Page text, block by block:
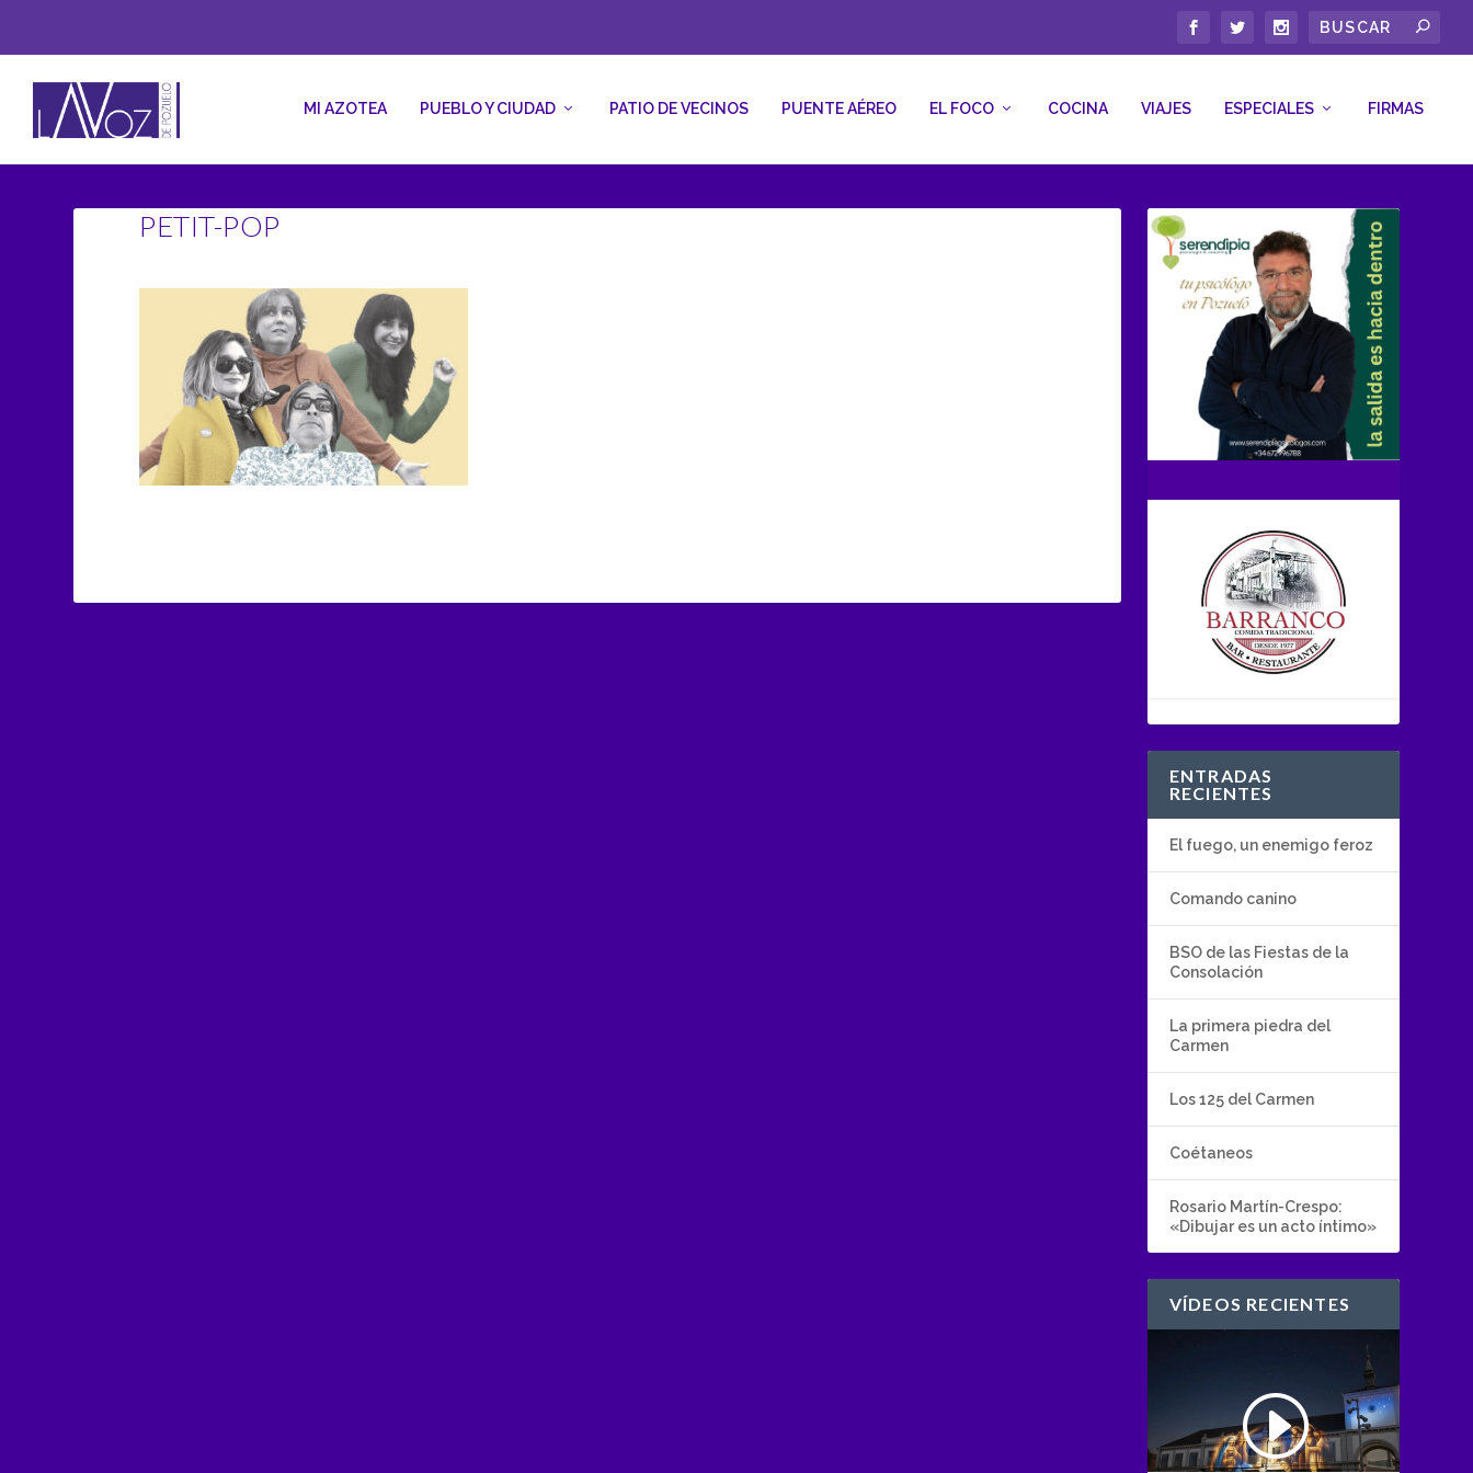
MI AZOTEA PUEBLO Y CIUDAD PATIO DE VECINOS PUENTE AÉREO EL FOCO COCINA VIAJES ESPECIALES FIRMAS
PETIT-POP
ENTRADAS
RECIENTES
El fuego, un enemigo feroz
Comando canino
BSO de las Fiestas de la
Consolación
La primera piedra del
Carmen
Los 125 del Carmen
Coétaneos
Rosario Martín-Crespo:
«Dibujar es un acto íntimo»
VÍDEOS RECIENTES